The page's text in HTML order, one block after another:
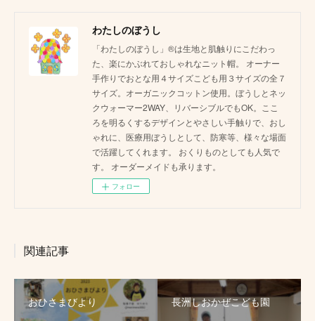
わたしのぼうし
「わたしのぼうし」®は生地と肌触りにこだわっ
た、楽にかぶれておしゃれなニット帽。 オーナー
手作りでおとな用４サイズこども用３サイズの全７
サイズ。オーガニックコットン使用。ぼうしとネッ
クウォーマー2WAY、リバーシブルでもOK。ここ
ろを明るくするデザインとやさしい手触りで、おし
ゃれに、医療用ぼうしとして、防寒等、様々な場面
で活躍してくれます。 おくりものとしても人気で
す。 オーダーメイドも承ります。
フォロー
関連記事
おひさまびより 長洲しおかぜこども園